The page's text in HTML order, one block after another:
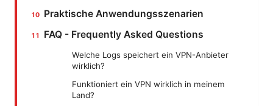
Praktische Anwendungsszenarien
FAQ - Frequently Asked Questions
Welche Logs speichert ein VPN-Anbieter
wirklich?
Funktioniert ein VPN wirklich in meinem
Land?